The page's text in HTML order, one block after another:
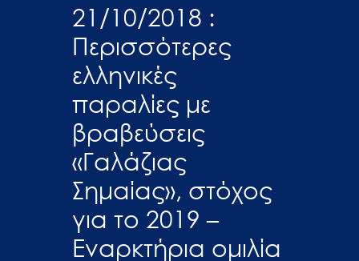
21/10/2018 :
Περισσότερες
ελληνικές
παραλίες με
βραβεύσεις
«Γαλάζιας
Σημαίας», στόχος
για το 2019 –
Εναρκτήρια ομιλία